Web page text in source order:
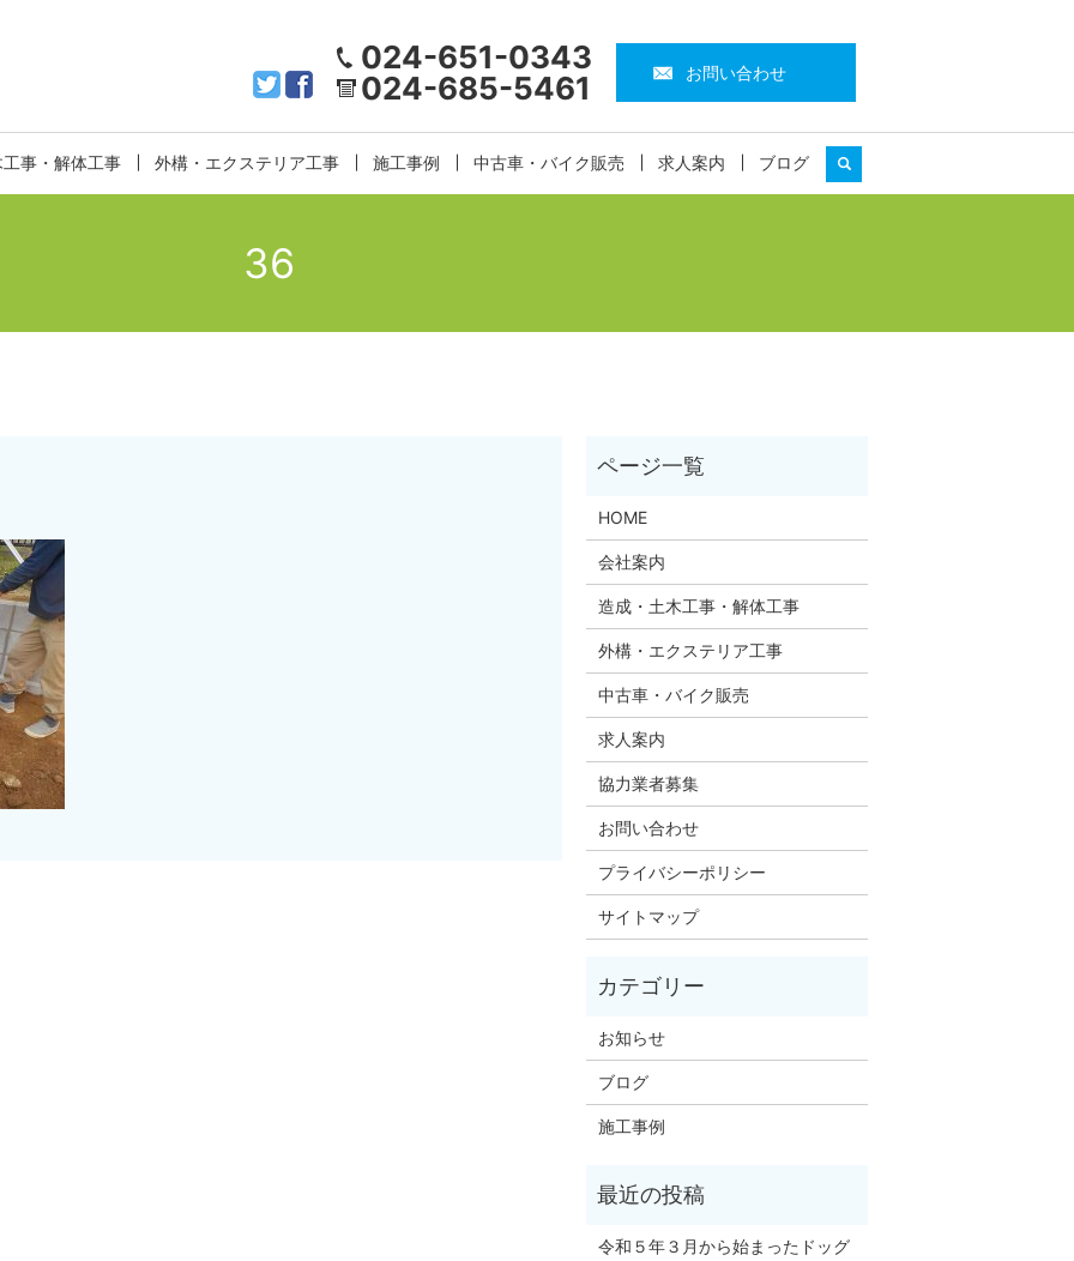
事・解体工事 外構・エクステリア工事 施工事例 中古車・バイク販売 求人案内 ブログ search
024-651-0343
024-685-5461
お問い合わせ
36
HOME
会社案内
造成・土木工事・解体工事
外構・エクステリア工事
中古車・バイク販売
求人案内
協力業者募集
お問い合わせ
プライバシーポリシー
サイトマップ
お知らせ
ブログ
施工事例
令和５年３月から始まったドッグ